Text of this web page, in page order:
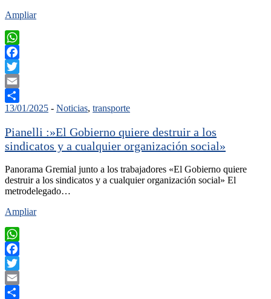
Ampliar
WhatsApp
Facebook
Twitter
Email
Compartir
13/01/2025 - Noticias, transporte
Pianelli :»El Gobierno quiere destruir a los
sindicatos y a cualquier organización social»
Panorama Gremial junto a los trabajadores «El Gobierno quiere
destruir a los sindicatos y a cualquier organización social» El
metrodelegado…
Ampliar
WhatsApp
Facebook
Twitter
Email